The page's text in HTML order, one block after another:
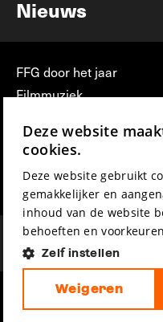
Nieuws
FFG door het jaar
Filmmuziek
Press & Industry
Film Fest Friends
Deze website
cookies.
Deze website gebruikt
gemakkelijker en
inhoud van de website
behoeften en
Zelf instellen
Weigeren